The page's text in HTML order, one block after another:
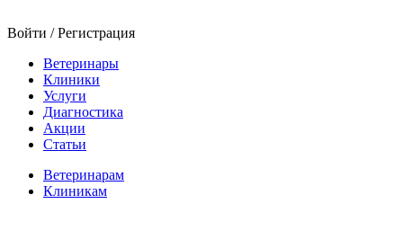
Войти / Регистрация
Ветеринары
Клиники
Услуги
Диагностика
Акции
Статьи
Ветеринарам
Клиникам